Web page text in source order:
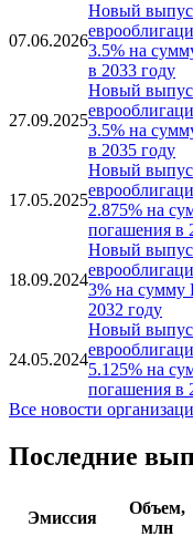
07.06.2026
Новый
3.5% на
в 2033 году
27.09.2025
Новый
3.5% на
в 2035 году
17.05.2025
Новый
2.875% на
погашения в
18.09.2024
Новый
3% на сумму
2032 году
24.05.2024
Новый
5.125% на
погашения в
Все новости
Последние
Эмиссия
Объем,
млн